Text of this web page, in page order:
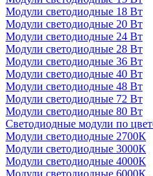
Модули светодиодные 18 Вт
Модули светодиодные 20 Вт
Модули светодиодные 24 Вт
Модули светодиодные 28 Вт
Модули светодиодные 36 Вт
Модули светодиодные 40 Вт
Модули светодиодные 48 Вт
Модули светодиодные 72 Вт
Модули светодиодные 80 Вт
Светодиодные модули по
Модули светодиодные 2700К
Модули светодиодные 3000К
Модули светодиодные 4000К
Модули светодиодные 6000К